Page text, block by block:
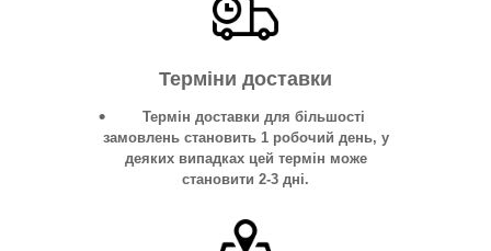
Терміни доставки
Термін доставки для більшості
замовлень становить 1 робочий день, у
деяких випадках цей термін може
становити 2-3 дні.